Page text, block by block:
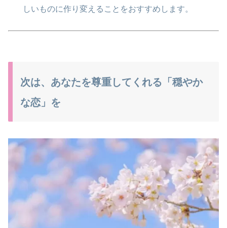
しいものに作り変えることをおすすめします。
次は、あなたを尊重してくれる「穏やか
な恋」を